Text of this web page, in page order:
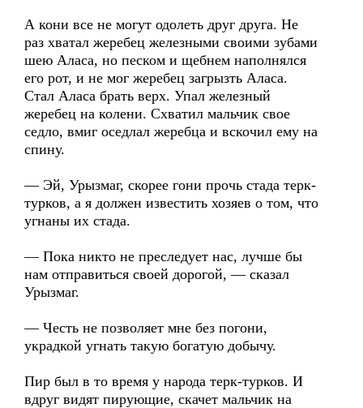
А кони все не могут одолеть друг друга. Не
раз хватал жеребец железными своими зубами
шею Аласа, но песком и щебнем наполнялся
его рот, и не мог жеребец загрызть Аласа.
Стал Аласа брать верх. Упал железный
жеребец на колени. Схватил мальчик свое
седло, вмиг оседлал жеребца и вскочил ему на
спину.
— Эй, Урызмаг, скорее гони прочь стада терк-
турков, а я должен известить хозяев о том, что
угнаны их стада.
— Пока никто не преследует нас, лучше бы
нам отправиться своей дорогой, — сказал
Урызмаг.
— Честь не позволяет мне без погони,
украдкой угнать такую богатую добычу.
Пир был в то время у народа терк-турков. И
вдруг видят пирующие, скачет мальчик на